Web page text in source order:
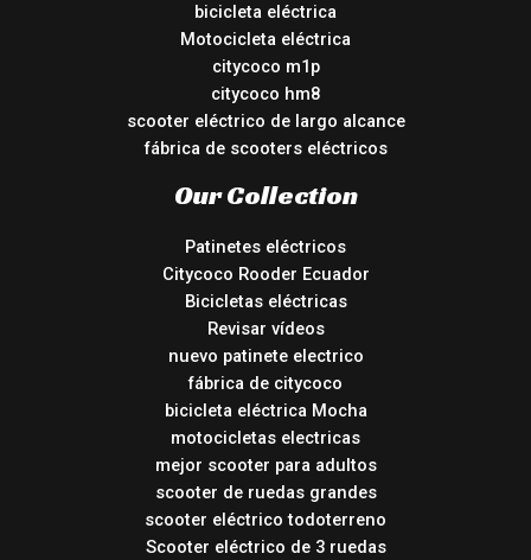
bicicleta eléctrica
Motocicleta eléctrica
citycoco m1p
citycoco hm8
scooter eléctrico de largo alcance
fábrica de scooters eléctricos
Our Collection
Patinetes eléctricos
Citycoco Rooder Ecuador
Bicicletas eléctricas
Revisar vídeos
nuevo patinete electrico
fábrica de citycoco
bicicleta eléctrica Mocha
motocicletas electricas
mejor scooter para adultos
scooter de ruedas grandes
scooter eléctrico todoterreno
Scooter eléctrico de 3 ruedas